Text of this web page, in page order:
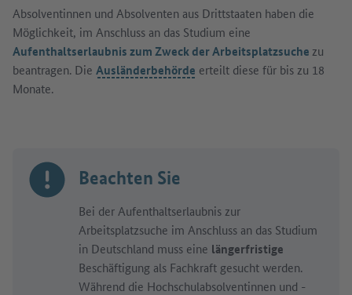
Absolventinnen und Absolventen aus Drittstaaten haben die
Möglichkeit, im Anschluss an das Studium eine
Aufenthaltserlaubnis zum Zweck der Arbeitsplatzsuche zu
beantragen. Die Ausländerbehörde erteilt diese für bis zu 18
Monate.
Beachten Sie
Bei der Aufenthaltserlaubnis zur
Arbeitsplatzsuche im Anschluss an das Studium
in Deutschland muss eine längerfristige
Beschäftigung als Fachkraft gesucht werden.
Während die Hochschulabsolventinnen und -